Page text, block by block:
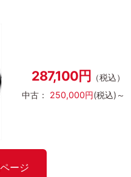
287,100円
（税込）
中古： 250,000円(税込)～
ージ